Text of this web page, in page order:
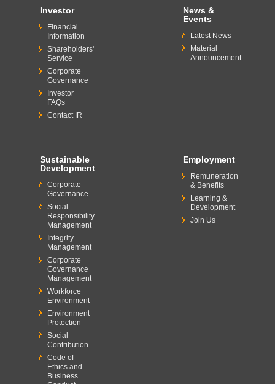
Investor
Financial
Information
Shareholders'
Service
Corporate
Governance
Investor
FAQs
Contact IR
News &
Events
Latest News
Material
Announcement
Employment
Remuneration
& Benefits
Learning &
Development
Join Us
Sustainable
Development
Corporate
Governance
Social
Responsibility
Management
Integrity
Management
Corporate
Governance
Management
Workforce
Environment
Environment
Protection
Social
Contribution
Code of
Ethics and
Business